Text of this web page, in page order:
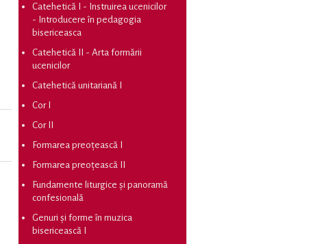
Catehetică I - Instruirea ucenicilor
- Introducere în pedagogia
bisericeasca
Catehetică II - Arta formării
ucenicilor
Catehetică unitariană I
Cor I
Cor II
Formarea preoțească I
Formarea preoțească II
Fundamente liturgice și panoramă
confesională
Genuri și forme în muzica
bisericească I